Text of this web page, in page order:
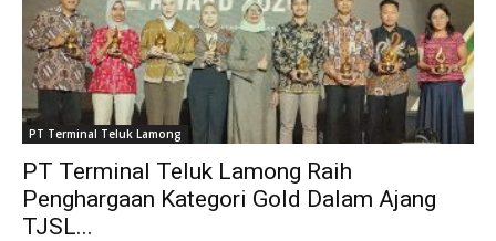
PT Terminal Teluk Lamong
PT Terminal Teluk Lamong Raih
Penghargaan Kategori Gold Dalam Ajang
TJSL...